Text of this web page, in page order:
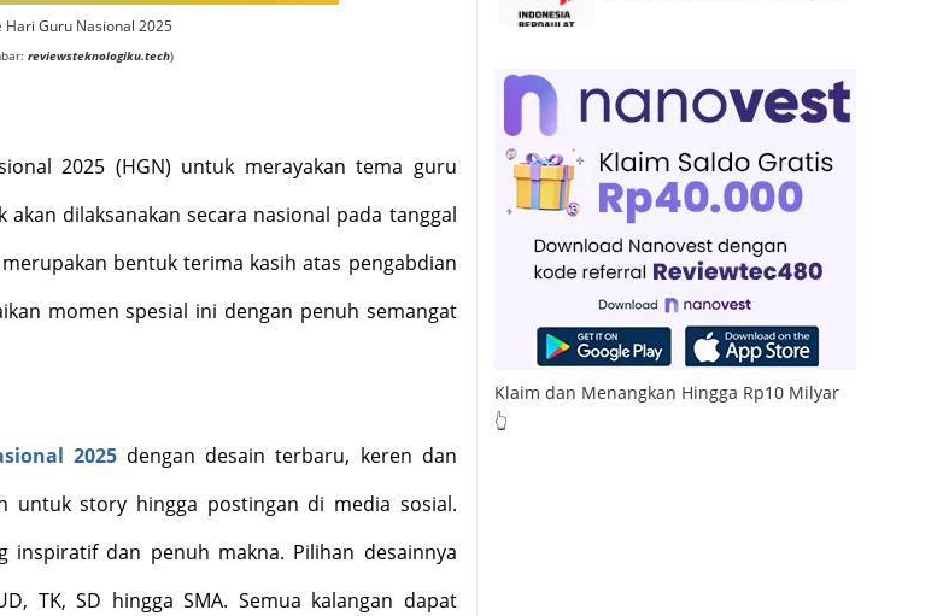
Hari Guru Nasional 2025
reviewsteknologiku.tech)
2025 (HGN) untuk merayakan tema guru
dilaksanakan secara nasional pada tanggal
bentuk terima kasih atas pengabdian
momen spesial ini dengan penuh semangat
2025 dengan desain terbaru, keren dan
untuk story hingga postingan di media sosial.
inspiratif dan penuh makna. Pilihan desainnya
TK, SD hingga SMA. Semua kalangan dapat
Klaim dan Menangkan Hingga Rp10 Milyar
👆